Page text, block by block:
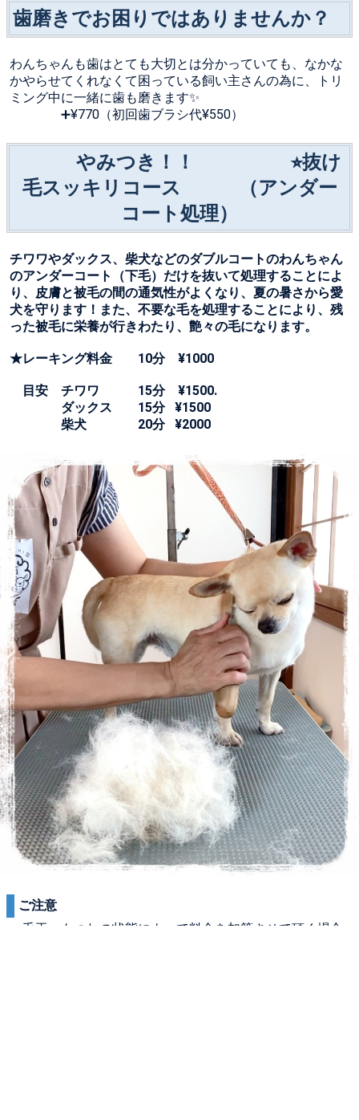
歯磨きでお困りではありませんか？
わんちゃんも歯はとても大切とは分かっていても、なかな
かやらせてくれなくて困っている飼い主さんの為に、トリ
ミング中に一緒に歯も磨きます✨
➕¥770（初回歯ブラシ代¥550）
やみつき！！ ⭐︎抜け
毛スッキリコース （アンダー
コート処理）
チワワやダックス、柴犬などのダブルコートのわんちゃん
のアンダーコート（下毛）だけを抜いて処理することによ
り、皮膚と被毛の間の通気性がよくなり、夏の暑さから愛
犬を守ります！また、不要な毛を処理することにより、残
った被毛に栄養が行きわたり、艶々の毛になります。
★レーキング料金 10分 ¥1000
目安 チワワ 15分 ¥1500.
ダックス 15分 ¥1500
柴犬 20分 ¥2000
ご注意
・毛玉、もつれの状態によって料金を加算させて頂く場合